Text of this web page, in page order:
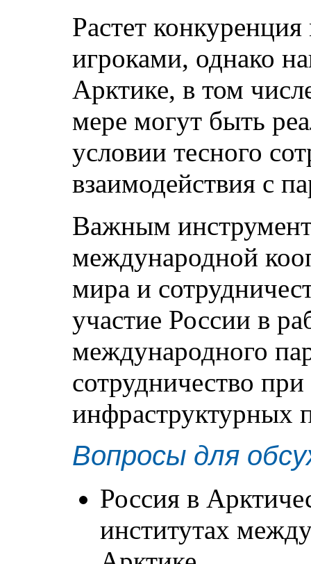
Растет
игроками, однако
Арктике, в том
мере могут быть
условии тесного
взаимодействия с
Важным
международной
мира и
участие России в
международного
сотрудничество
инфраструктурных
Вопросы для
Россия в
институтах